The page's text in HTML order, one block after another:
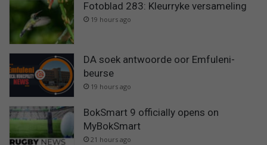
Fotoblad 283: Kleurryke versameling
19 hours ago
DA soek antwoorde oor Emfuleni-
beurse
19 hours ago
BokSmart 9 officially opens on
MyBokSmart
21 hours ago